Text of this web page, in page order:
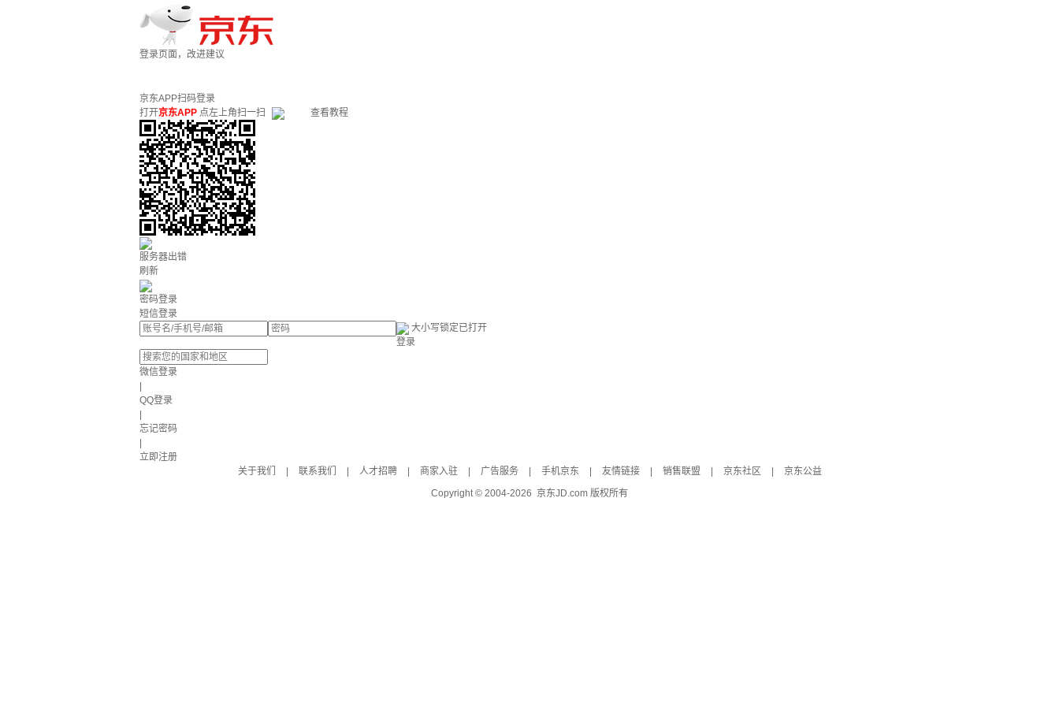
登录页面，改进建议
京东APP扫码登录
打开京东APP 点左上角扫一扫 查看教程
服务器出错
刷新
密码登录
短信登录
大小写锁定已打开
登录
微信登录
QQ登录
忘记密码
立即注册
关于我们
联系我们 人才招聘 商家入驻 广告服务 手机京东 友情链接 销售联盟 京东社区
京东公益
Copyright © 2004-2026 京东JD.com 版权所有